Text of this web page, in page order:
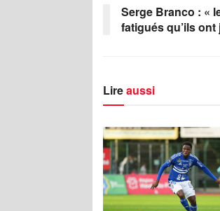
Serge Branco : «
fatigués qu’ils ont
Lireaussi